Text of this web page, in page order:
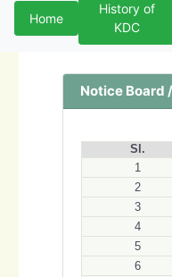
Home
History of
KDC
Notice Board
Sl.
1
2
3
4
5
6